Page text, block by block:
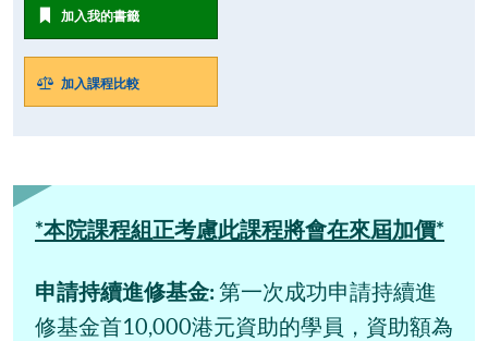
加入我的書籤
加入課程比較
*本院課程組正考慮此課程將會在來屆加價*
申請持續進修基金: 第一次成功申請持續進
修基金首10,000港元資助的學員，資助額為